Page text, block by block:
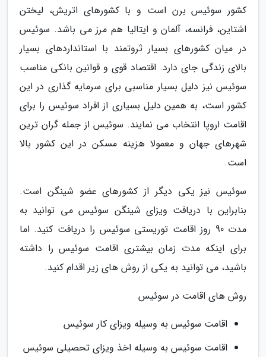
کشور سوئیس برن است و با کشورهای اتریش، لیختن
اشتاین، فرانسه، آلمان و ایتالیا هم مرز می باشد. سوئیس
در میان کشورهای بسیار ثروتمند با استانداردهای بسیار
بالای زندگی جای دارد. اقتصاد قوی و قوانین بانکی مناسب
سوئیس نیز دلیل بسیار مناسبی برای سرمایه گذاری در این
کشور است، به همین دلیل بسیاری از افراد سوئیس را برای
اقامت اروپا انتخاب می نمایند. سوئیس از جمله گران ترین
شهرهای جهان و معمولا هزینه مسکن در این کشور بالا
است.
سوئیس نیز یکی دیگر از کشورهای عضو شینگن است.
بنابراین با دریافت ویزای شینگن سوئیس می توانید به
مدت 90 روز اقامت توریستی سوئیس را دریافت کنید. اما
برای اینکه مدت زمان بیشتری اقامت سوئیس را داشته
باشید، می توانید به یکی از روش های زیر اقدام کنید.
روش های اقامت در سوئیس
اقامت سوئیس به وسیله ویزای کار سوئیس
اقامت سوئیس به وسیله اخذ ویزای تحصیلی سوئیس